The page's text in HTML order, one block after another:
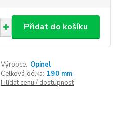
Přidat do košíku
Výrobce: Opinel
Celková délka: 190 mm
Hlídat cenu / dostupnost